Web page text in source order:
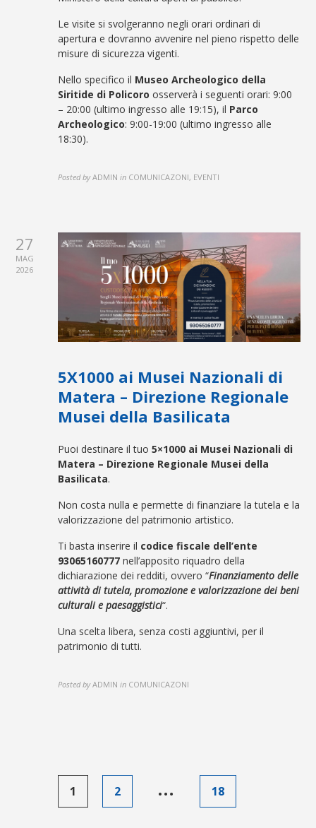
Le visite si svolgeranno negli orari ordinari di
apertura e dovranno avvenire nel pieno rispetto delle
misure di sicurezza vigenti.
Nello specifico il Museo Archeologico della
Siritide di Policoro osserverà i seguenti orari: 9:00
– 20:00 (ultimo ingresso alle 19:15), il Parco
Archeologico: 9:00-19:00 (ultimo ingresso alle
18:30).
Posted by ADMIN in COMUNICAZONI, EVENTI
27
MAG
2026
5X1000 ai Musei Nazionali di
Matera – Direzione Regionale
Musei della Basilicata
Puoi destinare il tuo5×1000 ai Musei Nazionali di
Matera – Direzione Regionale Musei della
Basilicata.
Non costa nulla e permette di finanziare la tutela e la
valorizzazione del patrimonio artistico.
Ti basta inserire il codice fiscale dell’ente
93065160777 nell’apposito riquadro della
dichiarazione dei redditi, ovvero “Finanziamento delle
attività di tutela, promozione e valorizzazione dei beni
culturali e paesaggistici“.
Una scelta libera, senza costi aggiuntivi, per il
patrimonio di tutti.
Posted by ADMIN in COMUNICAZONI
Paginazione
degli
1 2 … 18